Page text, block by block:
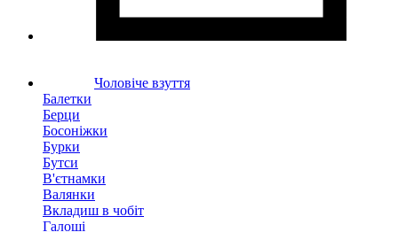
Чоловіче взуття
Балетки
Берци
Босоніжки
Бурки
Бутси
В'єтнамки
Валянки
Вкладиш в чобіт
Галоші